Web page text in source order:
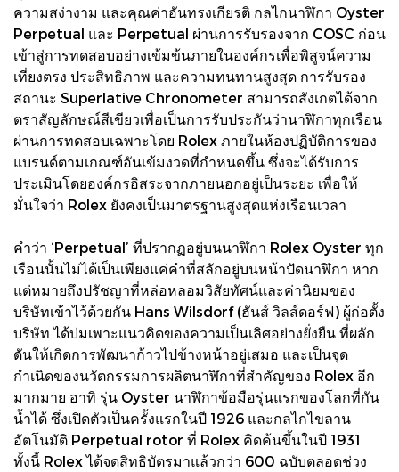
ความสง่างาม และคุณค่าอันทรงเกียรติ กลไกนาฬิกา Oyster
Perpetual และ Perpetual ผ่านการรับรองจาก COSC ก่อน
เข้าสู่การทดสอบอย่างเข้มข้นภายในองค์กรเพื่อพิสูจน์ความ
เที่ยงตรง ประสิทธิภาพ และความทนทานสูงสุด การรับรอง
สถานะ Superlative Chronometer สามารถสังเกตได้จาก
ตราสัญลักษณ์สีเขียวเพื่อเป็นการรับประกันว่านาฬิกาทุกเรือน
ผ่านการทดสอบเฉพาะโดย Rolex ภายในห้องปฏิบัติการของ
แบรนด์ตามเกณฑ์อันเข้มงวดที่กำหนดขึ้น ซึ่งจะได้รับการ
ประเมินโดยองค์กรอิสระจากภายนอกอยู่เป็นระยะ เพื่อให้
มั่นใจว่า Rolex ยังคงเป็นมาตรฐานสูงสุดแห่งเรือนเวลา
คำว่า ‘Perpetual’ ที่ปรากฏอยู่บนนาฬิกา Rolex Oyster ทุก
เรือนนั้นไม่ได้เป็นเพียงแค่คำที่สลักอยู่บนหน้าปัดนาฬิกา หาก
แต่หมายถึงปรัชญาที่หล่อหลอมวิสัยทัศน์และค่านิยมของ
บริษัทเข้าไว้ด้วยกัน Hans Wilsdorf (ฮันส์ วิลส์ดอร์ฟ) ผู้ก่อตั้ง
บริษัท ได้บ่มเพาะแนวคิดของความเป็นเลิศอย่างยั่งยืน ที่ผลัก
ดันให้เกิดการพัฒนาก้าวไปข้างหน้าอยู่เสมอ และเป็นจุด
กำเนิดของนวัตกรรมการผลิตนาฬิกาที่สำคัญของ Rolex อีก
มากมาย อาทิ รุ่น Oyster นาฬิกาข้อมือรุ่นแรกของโลกที่กัน
น้ำได้ ซึ่งเปิดตัวเป็นครั้งแรกในปี 1926 และกลไกไขลาน
อัตโนมัติ Perpetual rotor ที่ Rolex คิดค้นขึ้นในปี 1931
ทั้งนี้ Rolex ได้จดสิทธิบัตรมาแล้วกว่า 600 ฉบับตลอดช่วง